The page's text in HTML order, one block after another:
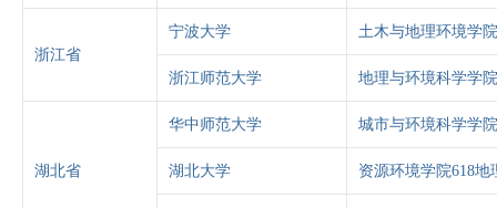
浙江省
宁波大学 土木与地理环境学
浙江师范大学 地理与环境科学学
湖北省
华中师范大学 城市与环境科学学
湖北大学 资源环境学院618地